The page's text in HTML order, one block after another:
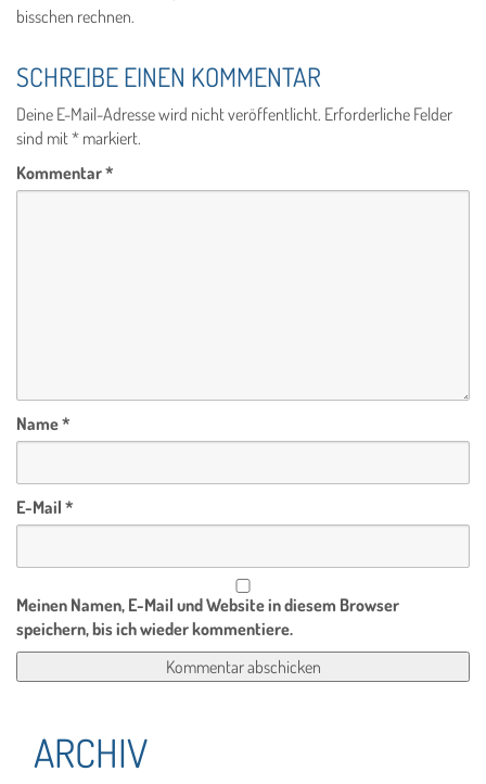
bisschen rechnen.
SCHREIBE EINEN KOMMENTAR
Deine E-Mail-Adresse wird nicht veröffentlicht. Erforderliche Felder
sind mit* markiert.
Kommentar*
Name*
E-Mail *
Meinen Namen, E-Mail und Website in diesem Browser
speichern, bis ich wieder kommentiere.
ARCHIV